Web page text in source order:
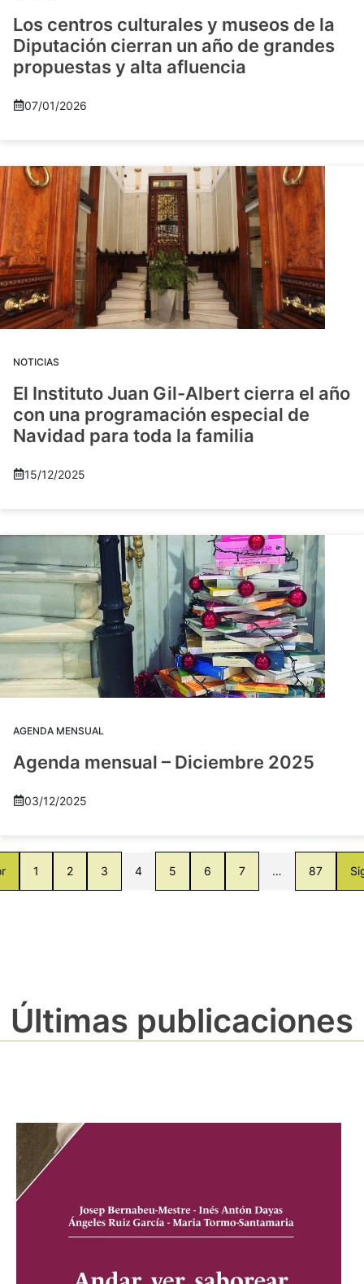
Los centros culturales y museos de la
Diputación cierran un año de grandes
propuestas y alta afluencia
07/01/2026
NOTICIAS
El Instituto Juan Gil-Albert cierra el año
con una programación especial de
Navidad para toda la familia
15/12/2025
AGENDA MENSUAL
Agenda mensual – Diciembre 2025
03/12/2025
1 2 3 4 5 6 7 … 87
Últimas publicaciones